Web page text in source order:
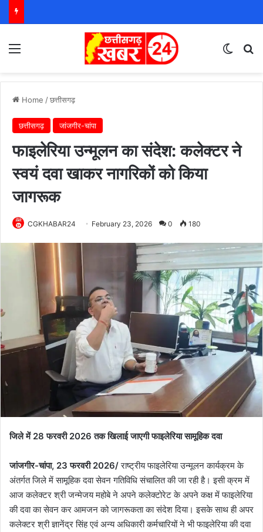
Home /छत्तीसगढ़
छत्तीसगढ़ जांजगीर-चांपा
फाइलेरिया उन्मूलन का संदेश: कलेक्टर ने
स्वयं दवा खाकर नागरिकों को किया
जागरूक
CGKHABAR24 February 23, 2026 0 180
जिले में 28 फरवरी 2026 तक खिलाई जाएगी फाइलेरिया सामूहिक दवा
जांजगीर-चांपा, 23 फरवरी 2026/राष्ट्रीय फाइलेरिया उन्मूलन कार्यक्रम के
अंतर्गत जिले में सामूहिक दवा सेवन गतिविधि संचालित की जा रही है। इसी क्रम में
आज कलेक्टर श्री जन्मेजय महोबे ने अपने कलेक्टोरेट के अपने कक्ष में फाइलेरिया
की दवा का सेवन कर आमजन को जागरूकता का संदेश दिया। इसके साथ ही अपर
कलेक्टर श्री ज्ञानेंद्र सिंह एवं अन्य अधिकारी कर्मचारियों ने भी फाइलेरिया की दवा